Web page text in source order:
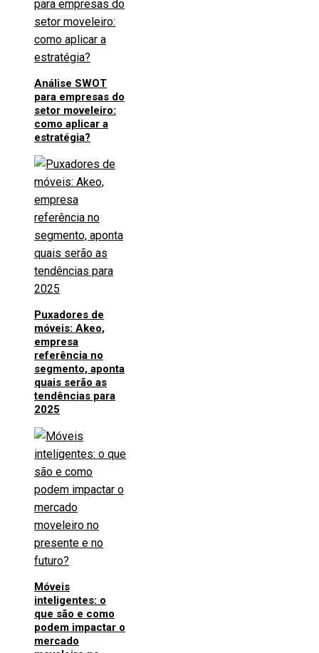
Análise SWOT
para empresas do
setor moveleiro:
como aplicar a
estratégia?
Puxadores de
móveis: Akeo,
empresa
referência no
segmento, aponta
quais serão as
tendências para
2025
Móveis
inteligentes: o
que são e como
podem impactar o
mercado